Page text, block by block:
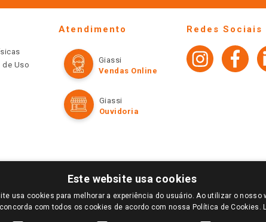
de Uso
Atendimento
Giassi
Vendas Online
Giassi
Ouvidoria
Redes Sociais
E SELECIONE A LOJA DE SUA PREFERÊNCIA. SOMENTE APÓS O LOGIN, OS
SÃO VÁLIDOS APENAS PARA COMPRAS REALIZADAS NO GIASSI.COM.BR E NA LOJA
Este website usa cookies
usa cookies para melhorar a experiência do usuário. Ao utilizar o nosso
com todos os cookies de acordo com nossa Política de Cookies.